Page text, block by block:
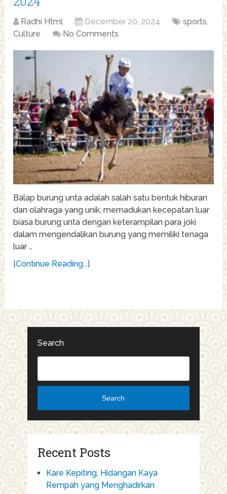
Radhi Html December 20, 2024 sports,
Culture
No Comments
Balap burung unta adalah salah satu bentuk hiburan
dan olahraga yang unik, memadukan kecepatan luar
biasa burung unta dengan keterampilan para joki
dalam mengendalikan burung yang memiliki tenaga
luar …
[Continue Reading...]
Search
Search
Recent Posts
Kare Kepiting, Hidangan Kaya
Rempah yang Menghadirkan